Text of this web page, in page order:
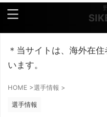
＊当サイトは、海外在
います。
HOME >選手情報 >
選手情報